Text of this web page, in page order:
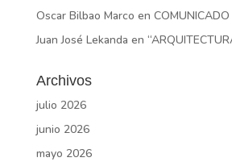
Oscar Bilbao Marco en
Juan José Lekanda en
Archivos
julio 2026
junio 2026
mayo 2026